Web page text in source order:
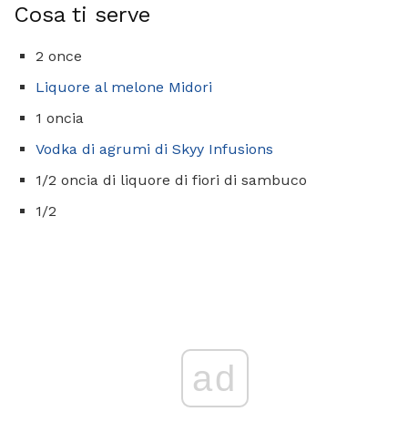
Cosa ti serve
2 once
Liquore al melone Midori
1 oncia
Vodka di agrumi di Skyy Infusions
1/2 oncia di liquore di fiori di sambuco
1/2
ad